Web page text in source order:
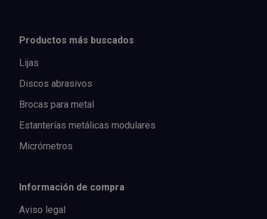
Productos más buscados
Lijas
Discos abrasivos
Brocas para metal
Estanterías metálicas modulares
Micrómetros
Información de compra
Aviso legal